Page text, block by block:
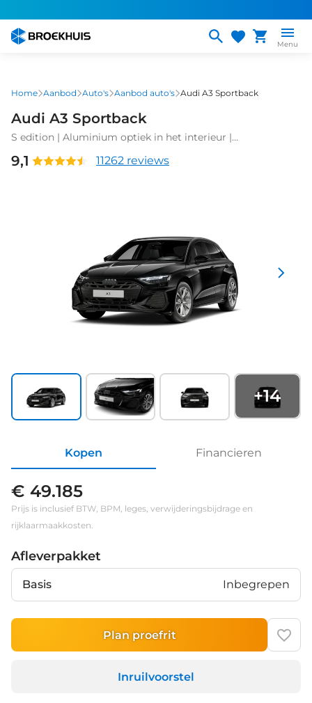
naar
gaan
Menu
Home Aanbod Auto's Aanbod auto's Audi A3 Sportback
Audi A3 Sportback
S edition | Aluminium optiek in het interieur |
cockpit
9,1 11262 reviews
+14
Kopen Financieren
€ 49.185
Prijs is inclusief BTW, BPM, leges, verwijderingsbijdrage en
rijklaarmaakkosten.
Afleverpakket
Basis Inbegrepen
Plan proefrit
Inruilvoorstel